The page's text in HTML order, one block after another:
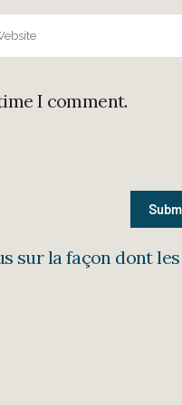
I comment.
sur la façon dont les